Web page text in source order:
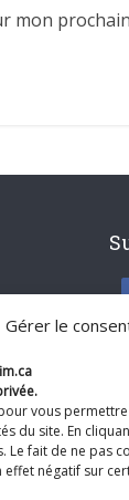
Gérer le
vous
du site. En
Le fait de ne pas
négatif sur
mon